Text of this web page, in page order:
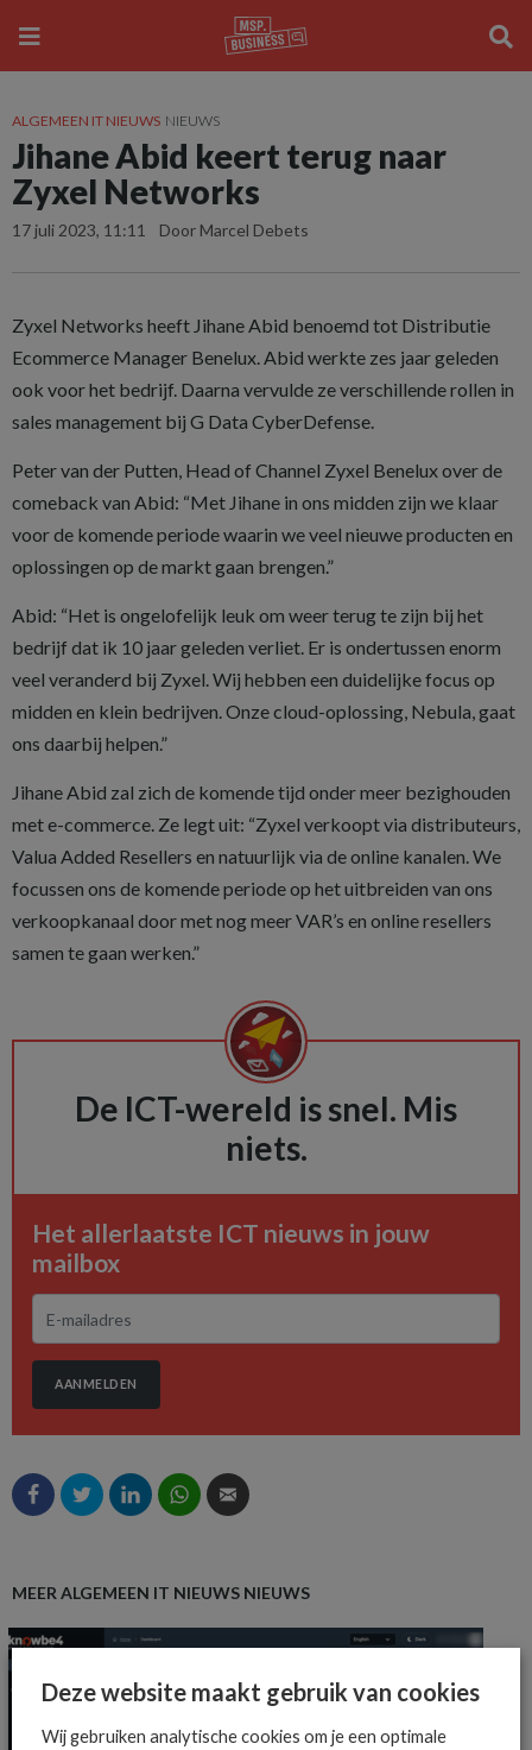
ALGEMEEN IT NIEUWS NIEUWS
Jihane Abid keert terug naar
Zyxel Networks
17 juli 2023, 11:11 Door Marcel Debets
Zyxel Networks heeft Jihane Abid benoemd tot Distributie
Ecommerce Manager Benelux. Abid werkte zes jaar geleden
ook voor het bedrijf. Daarna vervulde ze verschillende rollen in
sales management bij G Data CyberDefense.
Peter van der Putten, Head of Channel Zyxel Benelux over de
comeback van Abid: “Met Jihane in ons midden zijn we klaar
voor de komende periode waarin we veel nieuwe producten en
oplossingen op de markt gaan brengen.”
Abid: “Het is ongelofelijk leuk om weer terug te zijn bij het
bedrijf dat ik 10 jaar geleden verliet. Er is ondertussen enorm
veel veranderd bij Zyxel. Wij hebben een duidelijke focus op
midden en klein bedrijven. Onze cloud-oplossing, Nebula, gaat
ons daarbij helpen.”
Jihane Abid zal zich de komende tijd onder meer bezighouden
met e-commerce. Ze legt uit: “Zyxel verkoopt via distributeurs,
Valua Added Resellers en natuurlijk via de online kanalen. We
focussen ons de komende periode op het uitbreiden van ons
verkoopkanaal door met nog meer VAR’s en online resellers
samen te gaan werken.”
De ICT-wereld is snel. Mis
niets.
Het allerlaatste ICT nieuws in jouw
mailbox
AANMELDEN
MEER ALGEMEEN IT NIEUWS NIEUWS
Deze website maakt gebruik van cookies
Wij gebruiken analytische cookies om je een optimale